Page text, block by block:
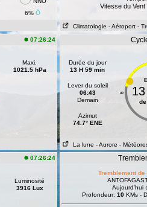
6%
Vitesse du Vent
Climatologie - Aéroport -
07:26:24
Maxi.
1021.5 hPa
Durée du jour
13 H 59 min
Lever du soleil
06:43
Demain
Azimut
74.7° ENE
6 13
La lune - Aurore -
07:26:24
Luminosité
3916 Lux
Tremblement
Aujourd'hui
Profondeur: 10KMs -